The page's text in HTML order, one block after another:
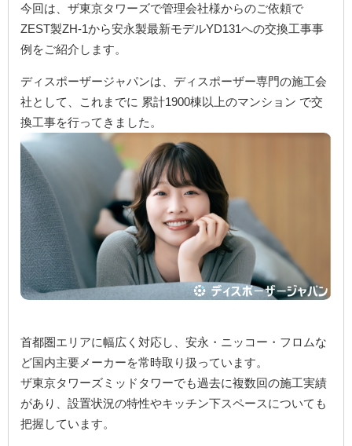
今回は、ザ東京タワーズで管理会社様からのご依頼で
ZEST製ZH-1から安永製最新モデルYD131への交換工事事
例をご紹介します。
ディスポーザージャパンは、ディスポーザー専門の施工会
社として、これまでに 累計1900棟以上のマンション で交
換工事を行ってきました。
首都圏エリアに幅広く対応し、安永・ニッコー・フロムな
ど国内主要メーカーを常時取り扱っています。
ザ東京タワーズミッドタワーでも過去に複数回の施工実績
があり、設置状況の特性やキッチン下スペースについても
把握しています。